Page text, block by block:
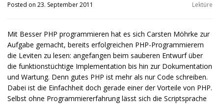
Posted on 23. September 2011 Lektüre
Mit Besser PHP programmieren hat es sich Carsten Möhrke zur
Aufgabe gemacht, bereits erfolgreichen PHP-Programmierern
die Leviten zu lesen: angefangen beim sauberen Entwurf über
die funktionstüchtige Implementation bis hin zur Dokumentation
und Wartung. Denn gutes PHP ist mehr als nur Code schreiben.
Dabei ist die Einfachheit doch gerade einer der Vorteile von PHP.
Selbst ohne Programmiererfahrung lässt sich die Scriptsprache